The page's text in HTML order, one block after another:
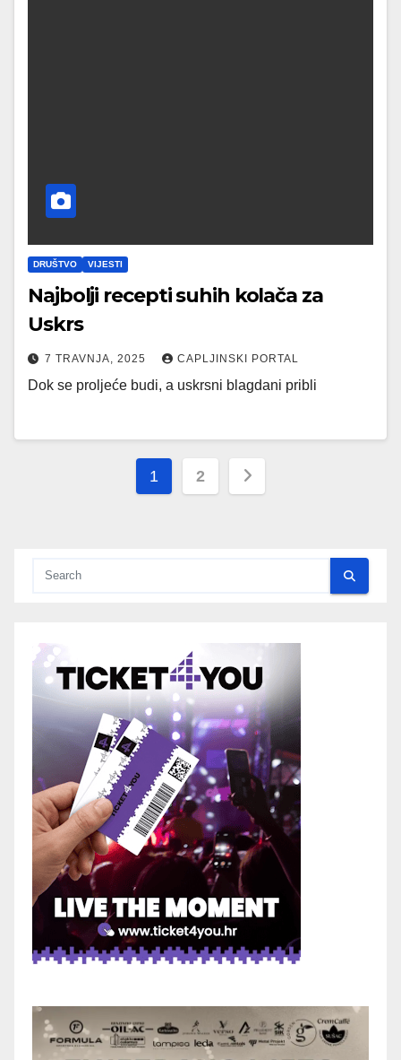
DRUŠTVO VIJESTI
Najbolji recepti suhih kolača za
Uskrs
7 TRAVNJA, 2025 CAPLJINSKI PORTAL
Dok se proljeće budi, a uskrsni blagdani pribli
Brojevi
1 2